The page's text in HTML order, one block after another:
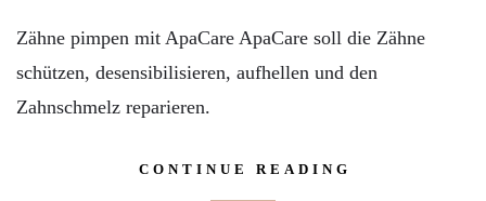
Zähne pimpen mit ApaCare ApaCare soll die Zähne
schützen, desensibilisieren, aufhellen und den
Zahnschmelz reparieren.
CONTINUE READING